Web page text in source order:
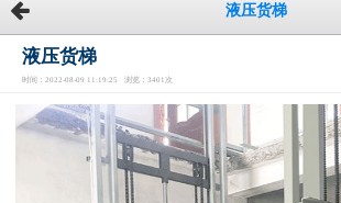
液压货梯
液压货梯
时间：2022-08-09 11:19:25 浏览：3401次